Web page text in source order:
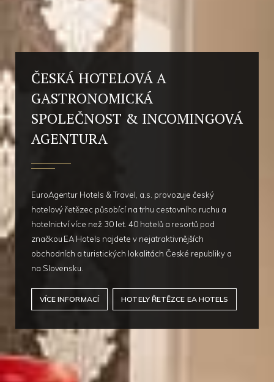
ČESKÁ HOTELOVÁ A
GASTRONOMICKÁ
SPOLEČNOST & INCOMINGOVÁ
AGENTURA
EuroAgentur Hotels & Travel, a.s. provozuje český
hotelový řetězec působící na trhu cestovního ruchu a
hotelnictví více než 30 let. 40 hotelů a resortů pod
značkou EA Hotels najdete v nejatraktivnějších
obchodních a turistických lokalitách České republiky a
na Slovensku.
VÍCE INFORMACÍ HOTELY ŘETĚZCE EA HOTELS